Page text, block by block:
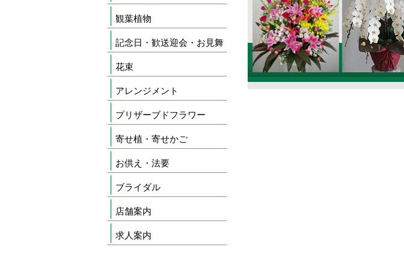
観葉植物
記念日・歓送迎会・お見舞
花束
アレンジメント
プリザーブドフラワー
寄せ植・寄せかご
お供え・法要
ブライダル
店舗案内
求人案内